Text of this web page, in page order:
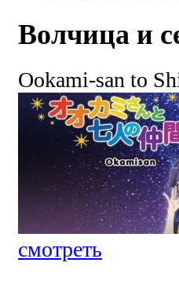
Волчица и
Ookami-san to
смотреть